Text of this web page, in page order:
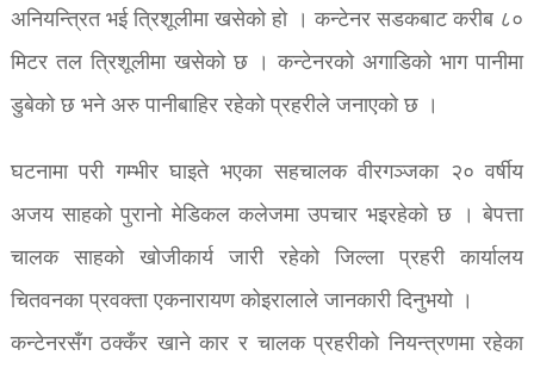
अनियन्त्रित भई त्रिशूलीमा खसेको हो । कन्टेनर सडकबाट करीब ८०
मिटर तल त्रिशूलीमा खसेको छ । कन्टेनरको अगाडिको भाग पानीमा
डुबेको छ भने अरु पानीबाहिर रहेको प्रहरीले जनाएको छ ।
घटनामा परी गम्भीर घाइते भएका सहचालक वीरगञ्जका २० वर्षीय
अजय साहको पुरानो मेडिकल कलेजमा उपचार भइरहेको छ । बेपत्ता
चालक साहको खोजीकार्य जारी रहेको जिल्ला प्रहरी कार्यालय
चितवनका प्रवक्ता एकनारायण कोइरालाले जानकारी दिनुभयो ।
कन्टेनरसँग ठक्कँर खाने कार र चालक प्रहरीको नियन्त्रणमा रहेका